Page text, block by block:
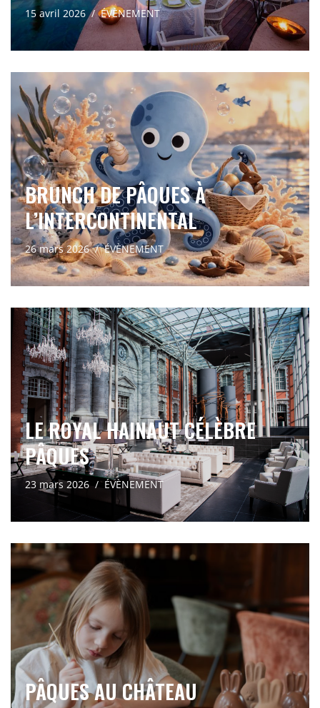
15 avril 2026 ÉVÈNEMENT
BRUNCH DE PÂQUES À
L’INTERCONTINENTAL
26 mars 2026 ÉVÈNEMENT
LE ROYAL HAINAUT CÉLÈBRE
PÂQUES
23 mars 2026 ÉVÈNEMENT
PÂQUES AU CHÂTEAU